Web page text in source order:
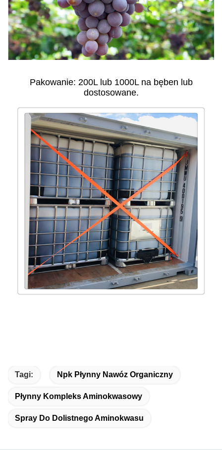
Pakowanie: 200L lub 1000L na bęben lub
dostosowane.
Tagi: Npk Płynny Nawóz Organiczny
Płynny Kompleks Aminokwasowy
Spray Do Dolistnego Aminokwasu